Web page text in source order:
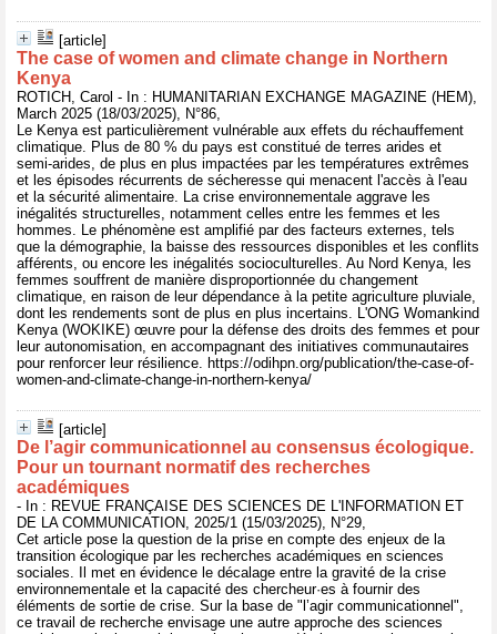
[article]
The case of women and climate change in Northern
Kenya
ROTICH, Carol - In : HUMANITARIAN EXCHANGE MAGAZINE (HEM),
March 2025 (18/03/2025), N°86,
Le Kenya est particulièrement vulnérable aux effets du réchauffement
climatique. Plus de 80 % du pays est constitué de terres arides et
semi-arides, de plus en plus impactées par les températures extrêmes
et les épisodes récurrents de sécheresse qui menacent l'accès à l'eau
et la sécurité alimentaire. La crise environnementale aggrave les
inégalités structurelles, notamment celles entre les femmes et les
hommes. Le phénomène est amplifié par des facteurs externes, tels
que la démographie, la baisse des ressources disponibles et les conflits
afférents, ou encore les inégalités socioculturelles. Au Nord Kenya, les
femmes souffrent de manière disproportionnée du changement
climatique, en raison de leur dépendance à la petite agriculture pluviale,
dont les rendements sont de plus en plus incertains. L'ONG Womankind
Kenya (WOKIKE) œuvre pour la défense des droits des femmes et pour
leur autonomisation, en accompagnant des initiatives communautaires
pour renforcer leur résilience. https://odihpn.org/publication/the-case-of-
women-and-climate-change-in-northern-kenya/
[article]
De l’agir communicationnel au consensus écologique.
Pour un tournant normatif des recherches
académiques
- In : REVUE FRANÇAISE DES SCIENCES DE L'INFORMATION ET
DE LA COMMUNICATION, 2025/1 (15/03/2025), N°29,
Cet article pose la question de la prise en compte des enjeux de la
transition écologique par les recherches académiques en sciences
sociales. Il met en évidence le décalage entre la gravité de la crise
environnementale et la capacité des chercheur·es à fournir des
éléments de sortie de crise. Sur la base de "l’agir communicationnel",
ce travail de recherche envisage une autre approche des sciences